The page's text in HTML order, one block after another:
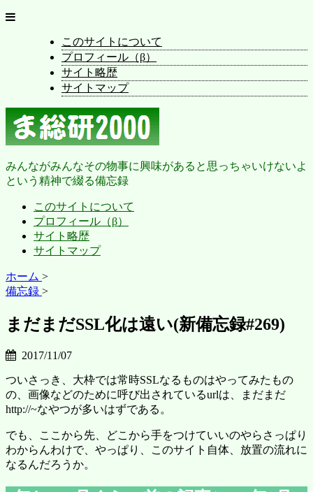
このサイトについて
プロフィール（β）
サイト略歴
サイトマップ
みんながみんなその物事に興味があると思っちゃいけないよ
という精神で綴る備忘録
このサイトについて
プロフィール（β）
サイト略歴
サイトマップ
ホーム >
備忘録 >
まだまだSSL化は遠い(新備忘録#269)
2017/11/07
ついさっき、大枠では常時SSLなるものはやってみたもの
の、画像などのために呼び出されているurlは、まだまだ
http://~なやつが多いはずである。
でも、ここから先、どこから手をつけていいのやらさっぱり
わからんわけで、やっぱり、このサイト自体、放置の流れに
なるんだろうか。